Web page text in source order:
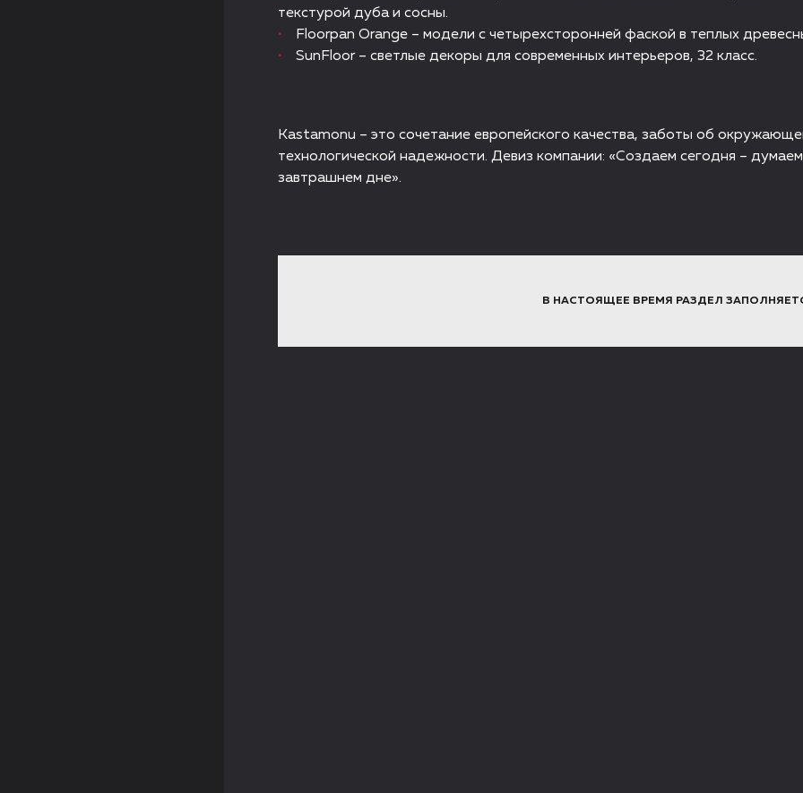
текстурой дуба и сосны.
Floorpan Orange – модели с четырехсторонней фаской в теплых
SunFloor – светлые декоры для современных интерьеров, 32 класс.
Kastamonu – это сочетание европейского качества, заботы об
технологической надежности. Девиз компании: «Создаем сегодня –
завтрашнем дне».
В НАСТОЯЩЕЕ ВРЕМЯ РАЗДЕЛ